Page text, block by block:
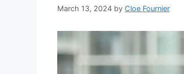
March 13, 2024 by Cloe Fournier